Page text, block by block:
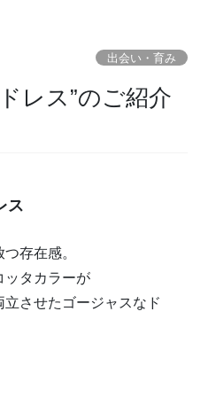
出会い・育み
レス”のご紹介
ス
存在感。
ッタカラーが
させたゴージャスなド